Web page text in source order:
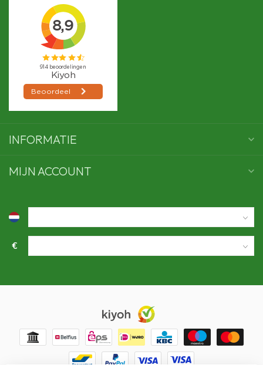
INFORMATIE
MIJN ACCOUNT
€